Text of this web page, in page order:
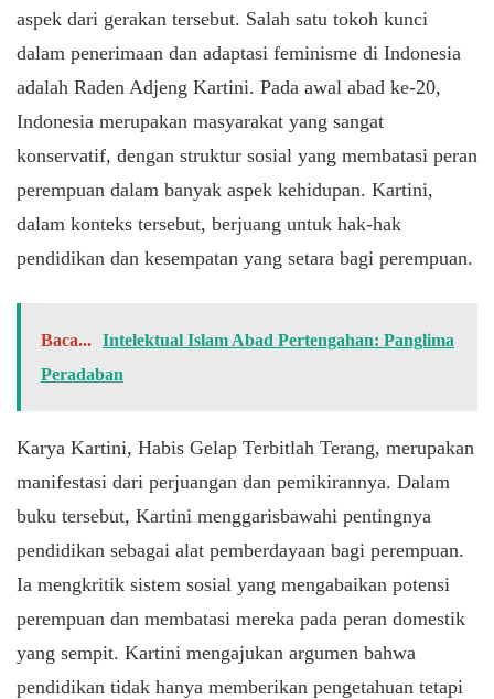
aspek dari gerakan tersebut. Salah satu tokoh kunci
dalam penerimaan dan adaptasi feminisme di Indonesia
adalah Raden Adjeng Kartini. Pada awal abad ke-20,
Indonesia merupakan masyarakat yang sangat
konservatif, dengan struktur sosial yang membatasi peran
perempuan dalam banyak aspek kehidupan. Kartini,
dalam konteks tersebut, berjuang untuk hak-hak
pendidikan dan kesempatan yang setara bagi perempuan.
Baca... Intelektual Islam Abad Pertengahan: Panglima
Peradaban
Karya Kartini, Habis Gelap Terbitlah Terang, merupakan
manifestasi dari perjuangan dan pemikirannya. Dalam
buku tersebut, Kartini menggarisbawahi pentingnya
pendidikan sebagai alat pemberdayaan bagi perempuan.
Ia mengkritik sistem sosial yang mengabaikan potensi
perempuan dan membatasi mereka pada peran domestik
yang sempit. Kartini mengajukan argumen bahwa
pendidikan tidak hanya memberikan pengetahuan tetapi